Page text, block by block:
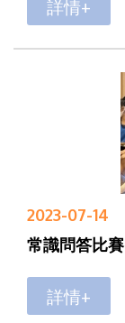
詳情+
2023-07-14
常識問答比賽
詳情+